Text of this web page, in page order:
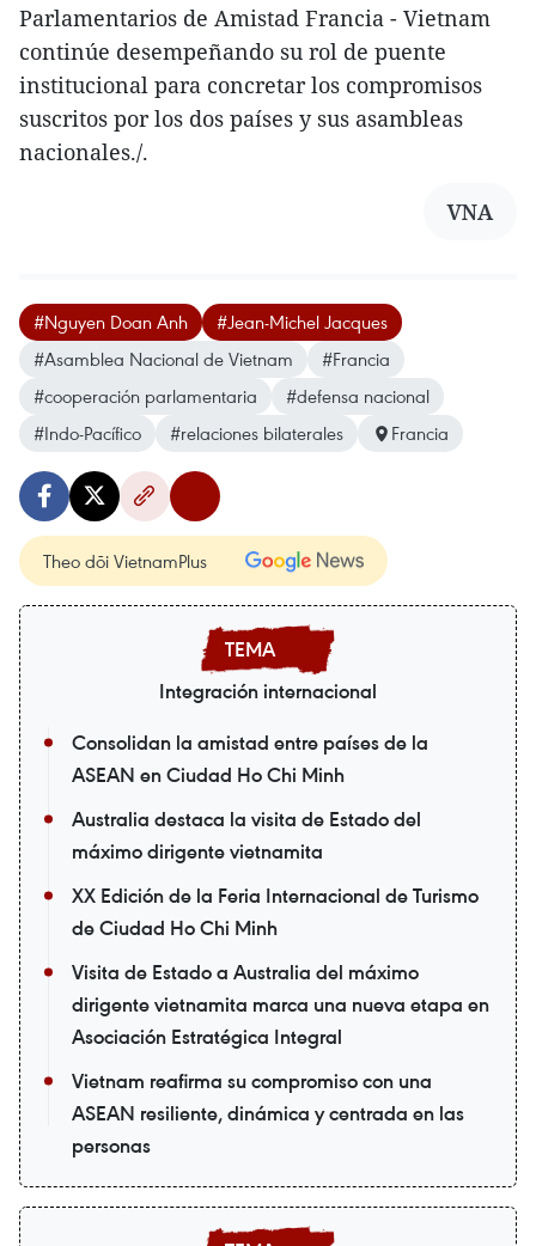
Parlamentarios de Amistad Francia - Vietnam
continúe desempeñando su rol de puente
institucional para concretar los compromisos
suscritos por los dos países y sus asambleas
nacionales./.
VNA
#Nguyen Doan Anh
#Jean-Michel Jacques
#Asamblea Nacional de Vietnam
#Francia
#cooperación parlamentaria
#defensa nacional
#Indo-Pacífico
#relaciones bilaterales Francia
Theo dõi VietnamPlus
Integración internacional
Consolidan la amistad entre países de la
ASEAN en Ciudad Ho Chi Minh
Australia destaca la visita de Estado del
máximo dirigente vietnamita
XX Edición de la Feria Internacional de Turismo
de Ciudad Ho Chi Minh
Visita de Estado a Australia del máximo
dirigente vietnamita marca una nueva etapa en
Asociación Estratégica Integral
Vietnam reafirma su compromiso con una
ASEAN resiliente, dinámica y centrada en las
personas